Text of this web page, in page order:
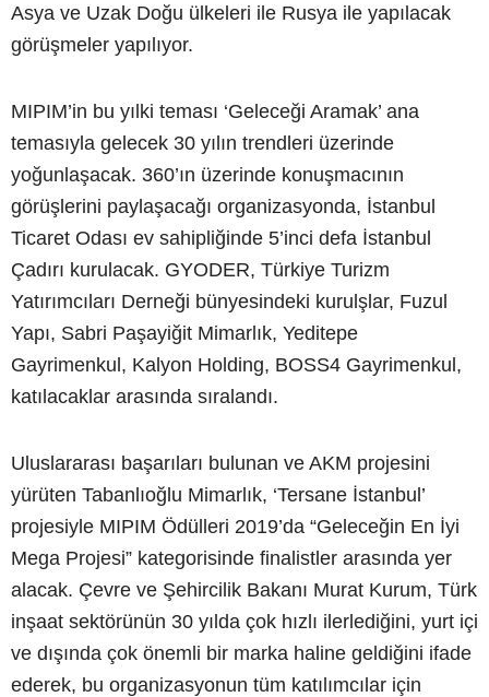
Asya ve Uzak Doğu ülkeleri ile Rusya ile yapılacak
görüşmeler yapılıyor.
MIPIM’in bu yılki teması ‘Geleceği Aramak’ ana
temasıyla gelecek 30 yılın trendleri üzerinde
yoğunlaşacak. 360’ın üzerinde konuşmacının
görüşlerini paylaşacağı organizasyonda, İstanbul
Ticaret Odası ev sahipliğinde 5’inci defa İstanbul
Çadırı kurulacak. GYODER, Türkiye Turizm
Yatırımcıları Derneği bünyesindeki kurulşlar, Fuzul
Yapı, Sabri Paşayiğit Mimarlık, Yeditepe
Gayrimenkul, Kalyon Holding, BOSS4 Gayrimenkul,
katılacaklar arasında sıralandı.
Uluslararası başarıları bulunan ve AKM projesini
yürüten Tabanlıoğlu Mimarlık, ‘Tersane İstanbul’
projesiyle MIPIM Ödülleri 2019’da “Geleceğin En İyi
Mega Projesi” kategorisinde finalistler arasında yer
alacak. Çevre ve Şehircilik Bakanı Murat Kurum, Türk
inşaat sektörünün 30 yılda çok hızlı ilerlediğini, yurt içi
ve dışında çok önemli bir marka haline geldiğini ifade
ederek, bu organizasyonun tüm katılımcılar için